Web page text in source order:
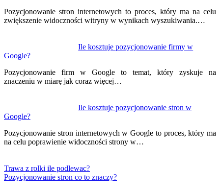
Pozycjonowanie stron internetowych to proces, który ma na celu
zwiększenie widoczności witryny w wynikach wyszukiwania.…
Ile kosztuje pozycjonowanie firmy w
Google?
Pozycjonowanie firm w Google to temat, który zyskuje na
znaczeniu w miarę jak coraz więcej…
Ile kosztuje pozycjonowanie stron w
Google?
Pozycjonowanie stron internetowych w Google to proces, który ma
na celu poprawienie widoczności strony w…
Trawa z rolki ile podlewac?
Pozycjonowanie stron co to znaczy?